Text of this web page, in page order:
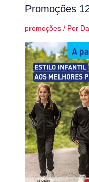
Promoções
promoções/ Por